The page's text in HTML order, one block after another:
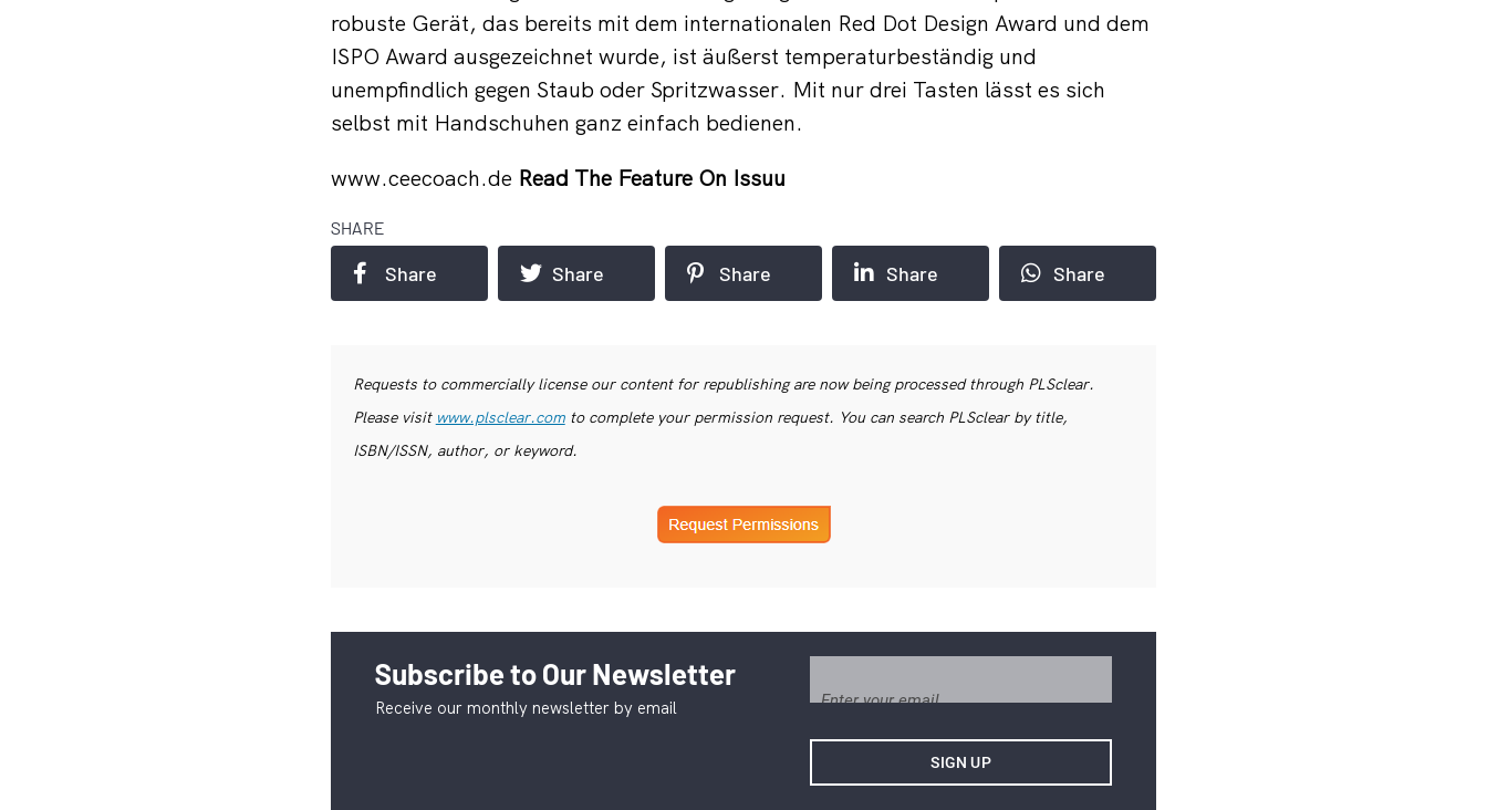
robuste Gerät, das bereits mit dem internationalen Red Dot Design Award und dem
ISPO Award ausgezeichnet wurde, ist äußerst temperaturbeständig und
unempfindlich gegen Staub oder Spritzwasser. Mit nur drei Tasten lässt es sich
selbst mit Handschuhen ganz einfach bedienen.
www.ceecoach.de Read The Feature On Issuu
SHARE
Share Share Share Share Share
Requests to commercially license our content for republishing are now being processed through PLSclear.
Please visit www.plsclear.comto complete your permission request. You can search PLSclear by title,
ISBN/ISSN, author, or keyword.
Subscribe to Our Newsletter
Receive our monthly newsletter by email